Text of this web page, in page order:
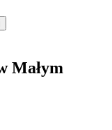
Małym